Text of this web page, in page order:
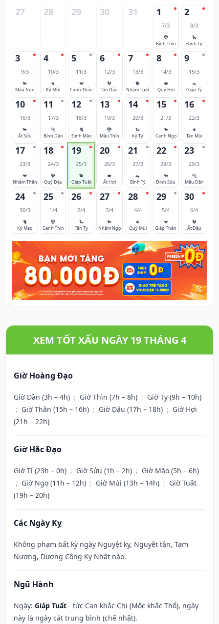
27 28 29 30 31 1
7/3
🐉
Bính Thìn
2
8/3
🐍
Đinh Tỵ
3
9/3
🐎
Mậu Ngọ
4
10/3
🐐
Kỷ Mùi
5
11/3
🐒
Canh Thân
6
12/3
🐓
Tân Dậu
7
13/3
🐕
Nhâm Tuất
8
14/3
🐖
Quý Hợi
9
15/3
🐀
Giáp Tý
10
16/3
🐂
Ất Sửu
11
17/3
🐅
Bính Dần
12
18/3
🐈
Đinh Mão
13
19/3
🐉
Mậu Thìn
14
20/3
🐍
Kỷ Tỵ
15
21/3
🐎
Canh Ngọ
16
22/3
🐐
Tân Mùi
17
23/3
🐒
Nhâm Thân
18
24/3
🐓
Quý Dậu
19
25/3
🐕
Giáp Tuất
20
26/3
🐖
Ất Hợi
21
27/3
🐀
Bính Tý
22
28/3
🐂
Đinh Sửu
23
29/3
🐅
Mậu Dần
24
30/3
🐈
Kỷ Mão
25
1/4
🐉
Canh Thìn
26
2/4
🐍
Tân Tỵ
27
3/4
🐎
Nhâm Ngọ
28
4/4
🐐
Quý Mùi
29
5/4
🐒
Giáp Thân
30
6/4
🐓
Ất Dậu
XEM TỐT XẤU NGÀY 19 THÁNG 4
Giờ Hoàng Đạo
Giờ Dần (3h – 4h) ; Giờ Thìn (7h – 8h) ; Giờ Tỵ (9h – 10h)
; Giờ Thân (15h – 16h) ; Giờ Dậu (17h – 18h) ; Giờ Hợi
(21h – 22h)
Giờ Hắc Đạo
Giờ Tí (23h – 0h) ; Giờ Sửu (1h – 2h) ; Giờ Mão (5h – 6h)
; Giờ Ngọ (11h – 12h) ; Giờ Mùi (13h – 14h) ; Giờ Tuất
(19h – 20h)
Các Ngày Kỵ
Không phạm bất kỳ ngày Nguyệt kỵ, Nguyệt tận, Tam
Nương, Dương Công Kỵ Nhật nào.
Ngũ Hành
Ngày: Giáp Tuất - tức Can khắc Chi (Mộc khắc Thổ), ngày
này là ngày cát trung bình (chế nhật).